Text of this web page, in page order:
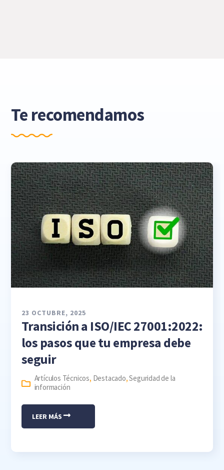
Te recomendamos
23 OCTUBRE, 2025
Transición a ISO/IEC 27001:2022:
los pasos que tu empresa debe
seguir
Artículos Técnicos, Destacado,Seguridad de la
información
LEER MÁS